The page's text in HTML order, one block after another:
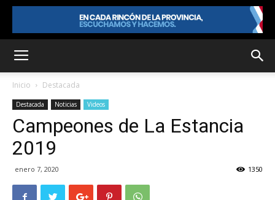
Inicio Destacada
Destacada Noticias Videos
Campeones de La Estancia
2019
enero 7, 2020 1350